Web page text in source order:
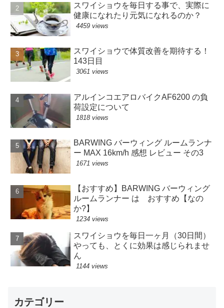
スワイショウを毎日する事で、実際に
健康になれたり元気になれるのか？
4459 views
スワイショウで体質改善を期待する！
143日目
3061 views
アルインコエアロバイクAF6200 の負
荷設定について
1818 views
BARWING バーウィング ルームランナ
ー MAX 16km/h 感想 レビュー その3
1671 views
【おすすめ】BARWING バーウィング
ルームランナー は おすすめ【なの
か?】
1234 views
スワイショウを毎日一ヶ月（30日間）
やっても、とくに効果は感じられませ
ん
1144 views
カテゴリー